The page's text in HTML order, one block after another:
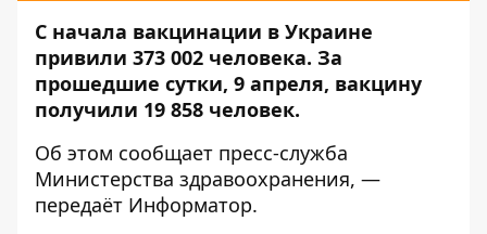
С начала вакцинации в Украине
привили 373 002 человека. За
прошедшие сутки, 9 апреля, вакцину
получили 19 858 человек.
Об этом сообщает пресс-служба
Министерства здравоохранения, —
передаёт Информатор.